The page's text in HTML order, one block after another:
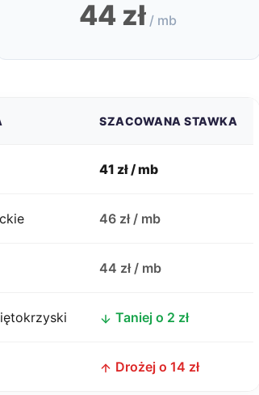
44 zł / mb
SZACOWANA STAWKA
41 zł / mb
46 zł / mb
44 zł / mb
Taniej o 2 zł
Drożej o 14 zł